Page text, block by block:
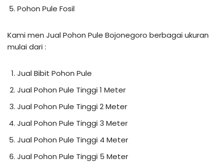
Pohon Pule Fosil
Kami men Jual Pohon Pule Bojonegoro berbagai ukuran
mulai dari :
Jual Bibit Pohon Pule
Jual Pohon Pule Tinggi 1 Meter
Jual Pohon Pule Tinggi 2 Meter
Jual Pohon Pule Tinggi 3 Meter
Jual Pohon Pule Tinggi 4 Meter
Jual Pohon Pule Tinggi 5 Meter